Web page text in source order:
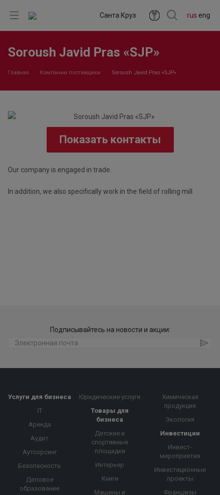
rus eng
Санта Круз
Soroush Javid Pras «SJP»
Главная Компании поставщики Soroush Javid Pras «SJP»
Показать контакты
Our company is engaged in trade.
In addition, we also specifically work in the field of rolling mill.
Подписывайтесь на новости и акции:
Услуги для бизнеса
IT
Аренда
Аудит
Аутсорсинг
Безопасность
Деловое
образование
Юридические услуги
Товары для
бизнеса
Детские и
спортивные
площадки
Интерьер
Книги
Машины и
Химическая
продукция
Экология
Инвестиции
Инвест-
мероприятия
Инвестиционные
проекты
Франшизы